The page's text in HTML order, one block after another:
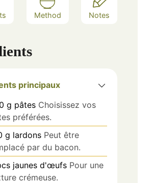
Method Notes
principaux
g pâtes Choisissez vos
préférées.
g lardons Peut être
par du bacon.
jaunes d'œufs Pour une
crémeuse.